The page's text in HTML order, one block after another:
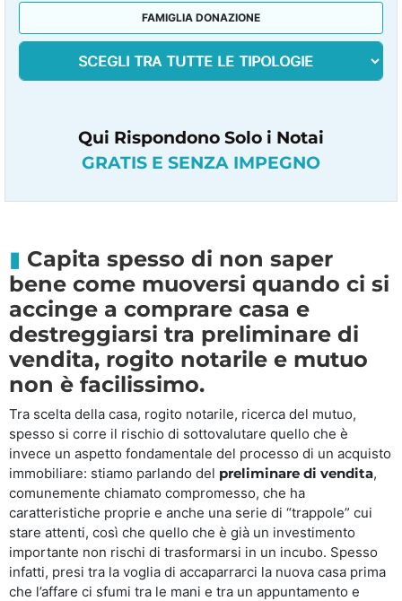
FAMIGLIA DONAZIONE
Qui Rispondono Solo i Notai
GRATIS E SENZA IMPEGNO
Capita spesso di non saper
bene come muoversi quando ci si
accinge a comprare casa e
destreggiarsi tra preliminare di
vendita, rogito notarile e mutuo
non è facilissimo.
Tra scelta della casa, rogito notarile, ricerca del mutuo,
spesso si corre il rischio di sottovalutare quello che è
invece un aspetto fondamentale del processo di un acquisto
immobiliare: stiamo parlando del preliminare di vendita,
comunemente chiamato compromesso, che ha
caratteristiche proprie e anche una serie di “trappole” cui
stare attenti, così che quello che è già un investimento
importante non rischi di trasformarsi in un incubo. Spesso
infatti, presi tra la voglia di accaparrarci la nuova casa prima
che l’affare ci sfumi tra le mani e tra un appuntamento e